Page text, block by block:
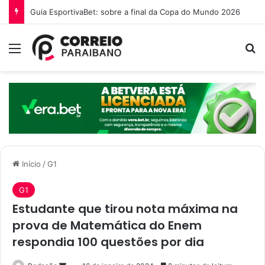
Guia EsportivaBet: sobre a final da Copa do Mundo 2026
Menu
Início /G1
G1
Estudante que tirou nota máxima na
prova de Matemática do Enem
respondia 100 questões por dia